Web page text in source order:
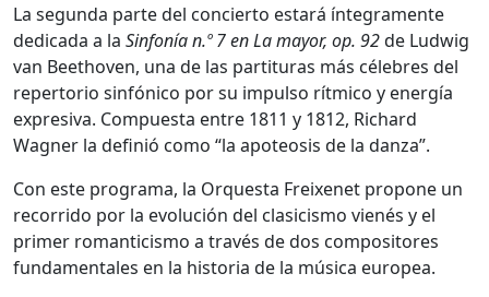
La segunda parte del concierto estará íntegramente
dedicada a la Sinfonía n.º 7 en La mayor, op. 92de Ludwig
van Beethoven, una de las partituras más célebres del
repertorio sinfónico por su impulso rítmico y energía
expresiva. Compuesta entre 1811 y 1812, Richard
Wagner la definió como “la apoteosis de la danza”.
Con este programa, la Orquesta Freixenet propone un
recorrido por la evolución del clasicismo vienés y el
primer romanticismo a través de dos compositores
fundamentales en la historia de la música europea.